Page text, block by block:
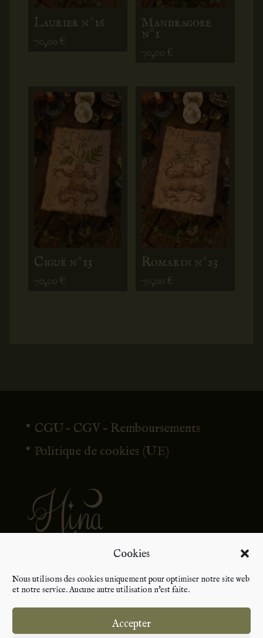
Cookies
Nous utilisons des cookies uniquement pour optimiser notre site web
et notre service. Aucune autre utilisation n'est faite.
Accepter
Laurier n°16
€
Mandragore
n°1
€
Ciguë n°13
€
Romarin n°23
€
CGU – CGV – Remboursements
Politique de cookies (UE)